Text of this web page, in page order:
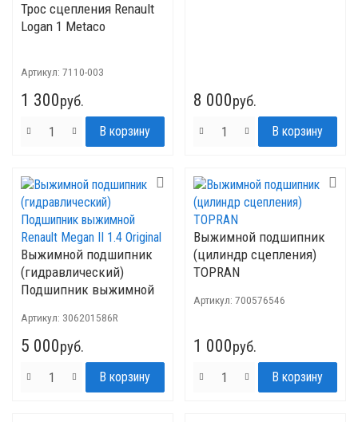
Трос сцепления Renault
Logan 1 Metaco
Артикул: 7110-003
1 300руб. 8 000руб.
Выжимной подшипник
(гидравлический)
Подшипник выжимной
Original
Артикул: 306201586R
5 000руб.
Выжимной подшипник
(цилиндр сцепления)
TOPRAN
Артикул: 700576546
1 000руб.